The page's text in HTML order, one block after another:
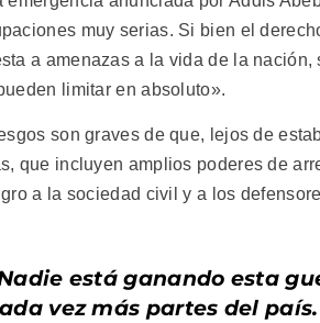
muy serias. Si bien el
a amenazas a la vida de la
limitar en absoluto».
son graves de que, lejos de
que incluyen amplios poderes de
a la sociedad civil y a los
está ganando esta
vez más partes del